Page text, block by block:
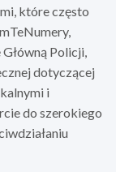
które często
Policji,
dotyczącej
i
do szerokiego